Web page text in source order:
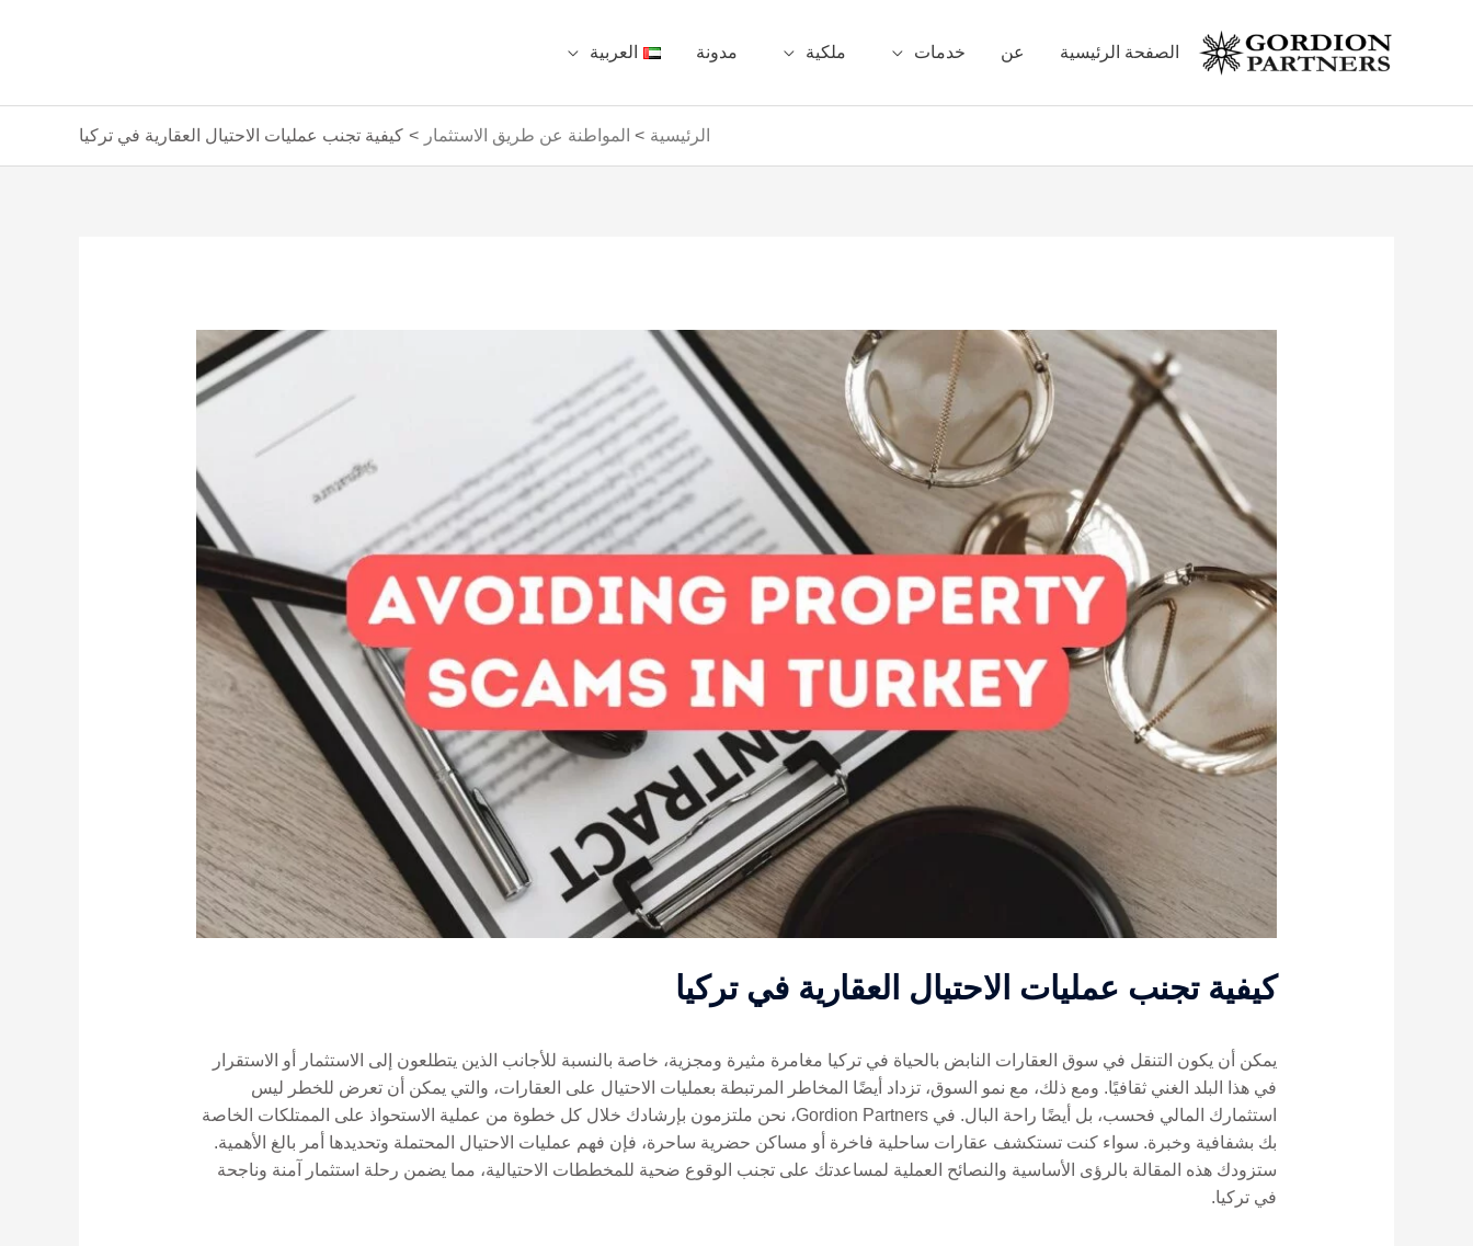
الصفحة الرئيسية عن خدمات ملكية مدونة العربية
الرئيسية المواطنة عن طريق الاستثمار كيفية تجنب عمليات الاحتيال العقارية في تركيا
كيفية تجنب عمليات الاحتيال العقارية في تركيا
يمكن أن يكون التنقل في سوق العقارات النابض بالحياة في تركيا مغامرة مثيرة ومجزية، خاصة بالنسبة للأجانب الذين يتطلعون إلى الاستثمار أو الاستقرار
في هذا البلد الغني ثقافيًا. ومع ذلك، مع نمو السوق، تزداد أيضًا المخاطر المرتبطة بعمليات الاحتيال على العقارات، والتي يمكن أن تعرض للخطر ليس
استثمارك المالي فحسب، بل أيضًا راحة البال. في Gordion Partners، نحن ملتزمون بإرشادك خلال كل خطوة من عملية الاستحواذ على الممتلكات الخاصة
بك بشفافية وخبرة. سواء كنت تستكشف عقارات ساحلية فاخرة أو مساكن حضرية ساحرة، فإن فهم عمليات الاحتيال المحتملة وتحديدها أمر بالغ الأهمية.
ستزودك هذه المقالة بالرؤى الأساسية والنصائح العملية لمساعدتك على تجنب الوقوع ضحية للمخططات الاحتيالية، مما يضمن رحلة استثمار آمنة وناجحة
في تركيا.